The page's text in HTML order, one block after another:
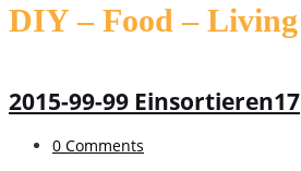
DIY – Food – Living
2015-99-99 Einsortieren17
0 Comments